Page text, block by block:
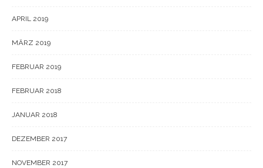
APRIL 2019
MÄRZ 2019
FEBRUAR 2019
FEBRUAR 2018
JANUAR 2018
DEZEMBER 2017
NOVEMBER 2017